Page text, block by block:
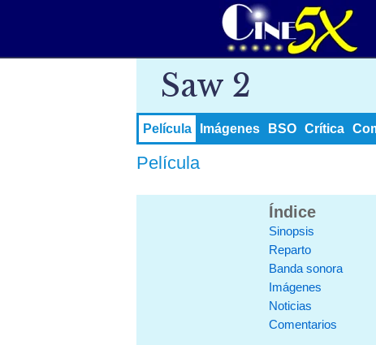
Saw 2
Película Imágenes BSO Crítica
Película
Índice
Sinopsis
Reparto
Banda sonora
Imágenes
Noticias
Comentarios